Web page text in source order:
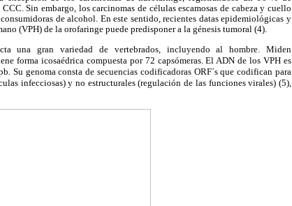
Sin embargo, los carcinomas de células escamosas de cabeza y cuello
de alcohol. En este sentido, recientes datas epidemiológicas y
(VPH) de la orofaringe puede predisponer a la génesis tumoral (4).
una gran variedad de vertebrados, incluyendo al hombre. Miden
forma icosaédrica compuesta por 72 capsómeras. El ADN de los VPH es
Su genoma consta de secuencias codificadoras ORF´s que codifican para
infecciosas) y no estructurales (regulación de las funciones virales) (5),